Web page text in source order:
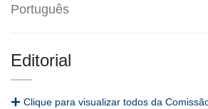
Português
Editorial
Clique para visualizar todos da